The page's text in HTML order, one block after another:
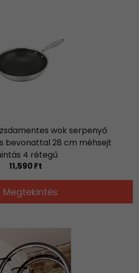
wok serpenyő
bevonattal 28 cm méhsejt
4 rétegű
11,590 Ft
Megtekintés